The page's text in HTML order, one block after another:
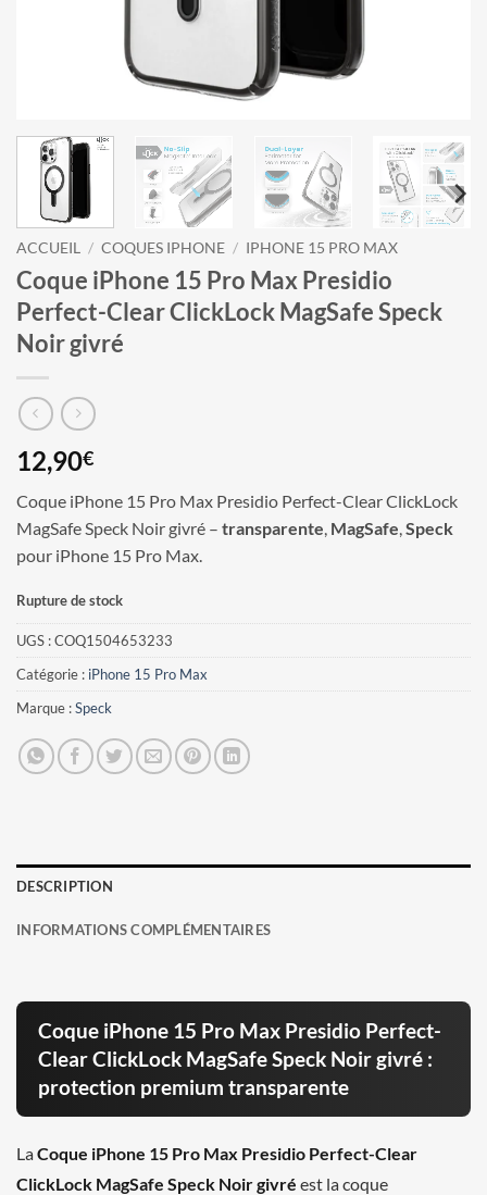
ACCUEIL / COQUES IPHONE / IPHONE 15 PRO MAX
Coque iPhone 15 Pro Max Presidio
Perfect-Clear ClickLock MagSafe Speck
Noir givré
12,90€
Coque iPhone 15 Pro Max Presidio Perfect-Clear ClickLock
MagSafe Speck Noir givré – transparente, MagSafe,Speck
pour iPhone 15 Pro Max.
Rupture de stock
UGS :COQ1504653233
Catégorie : iPhone 15 Pro Max
Marque :Speck
DESCRIPTION
INFORMATIONS COMPLÉMENTAIRES
Coque iPhone 15 Pro Max Presidio Perfect-
Clear ClickLock MagSafe Speck Noir givré :
protection premium transparente
LaCoque iPhone 15 Pro Max Presidio Perfect-Clear
ClickLock MagSafe Speck Noir givré est la coque